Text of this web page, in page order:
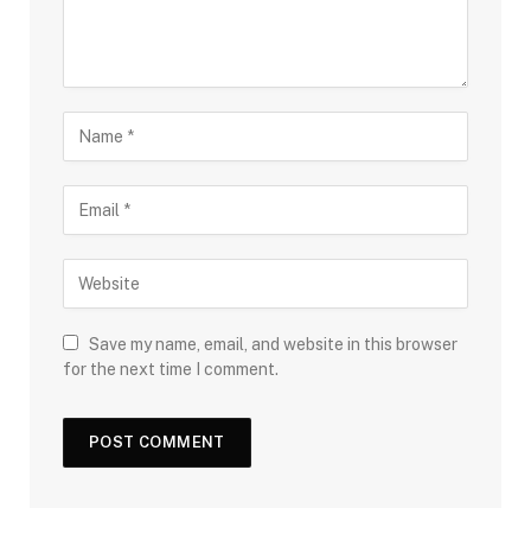
Save my name, email, and website in this browser
for the next time I comment.